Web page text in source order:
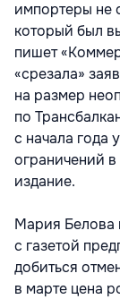
импортеры не
который был
пишет
«срезала»
на размер
по
с начала года
ограничений
издание.
Мария Белова
с газетой
добиться
в марте цена